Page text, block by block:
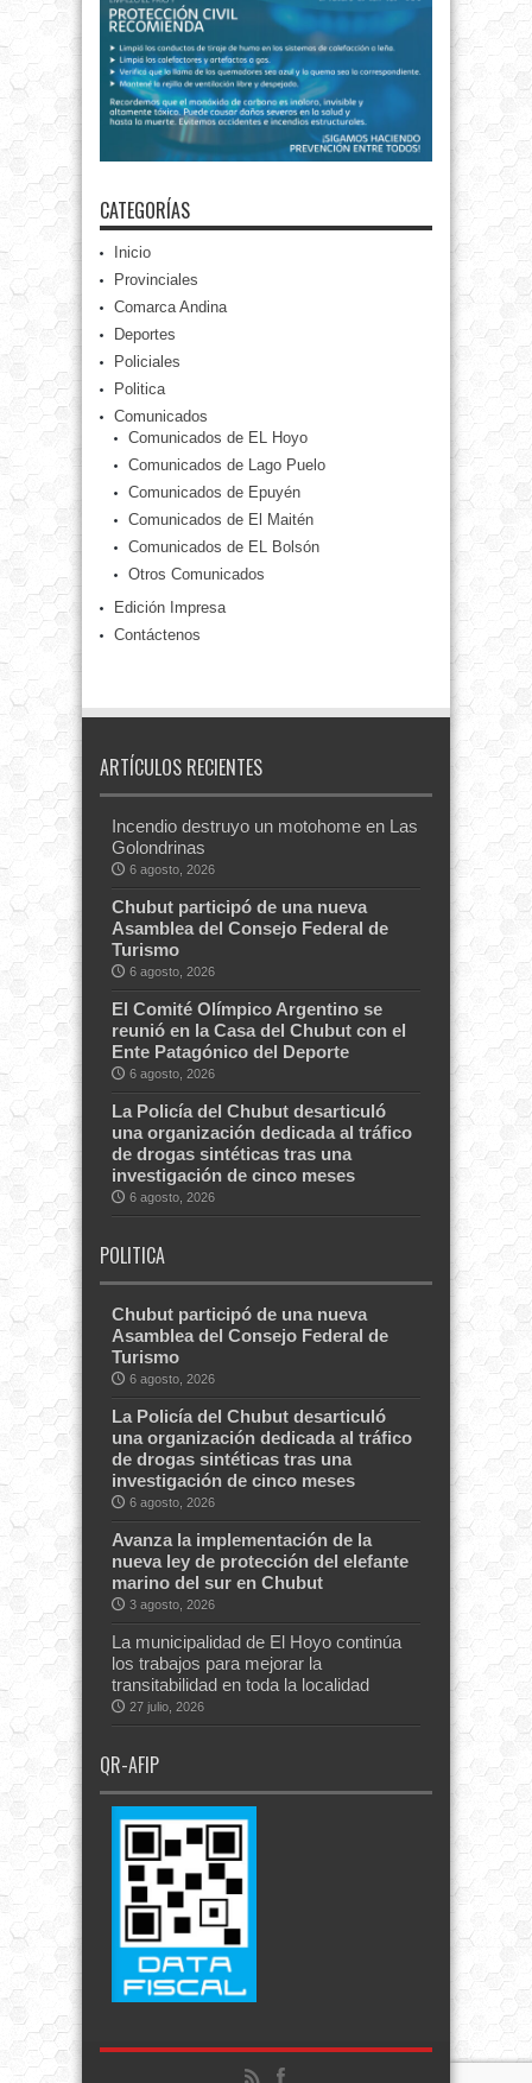
CATEGORÍAS
Inicio
Provinciales
Comarca Andina
Deportes
Policiales
Politica
Comunicados
Comunicados de EL Hoyo
Comunicados de Lago Puelo
Comunicados de Epuyén
Comunicados de El Maitén
Comunicados de EL Bolsón
Otros Comunicados
Edición Impresa
Contáctenos
ARTÍCULOS RECIENTES
Incendio destruyo un motohome en Las
Golondrinas
6 agosto, 2026
Chubut participó de una nueva
Asamblea del Consejo Federal de
Turismo
6 agosto, 2026
El Comité Olímpico Argentino se
reunió en la Casa del Chubut con el
Ente Patagónico del Deporte
6 agosto, 2026
La Policía del Chubut desarticuló
una organización dedicada al tráfico
de drogas sintéticas tras una
investigación de cinco meses
6 agosto, 2026
POLITICA
Chubut participó de una nueva
Asamblea del Consejo Federal de
Turismo
6 agosto, 2026
La Policía del Chubut desarticuló
una organización dedicada al tráfico
de drogas sintéticas tras una
investigación de cinco meses
6 agosto, 2026
Avanza la implementación de la
nueva ley de protección del elefante
marino del sur en Chubut
3 agosto, 2026
La municipalidad de El Hoyo continúa
los trabajos para mejorar la
transitabilidad en toda la localidad
27 julio, 2026
QR-AFIP